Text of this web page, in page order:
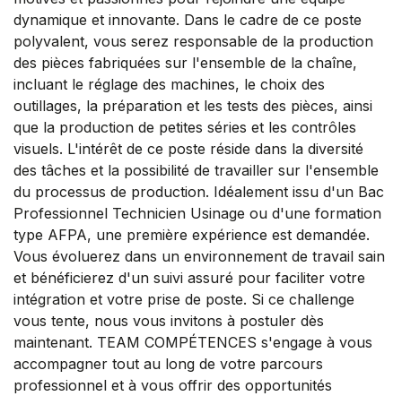
dynamique et innovante. Dans le cadre de ce poste
polyvalent, vous serez responsable de la production
des pièces fabriquées sur l'ensemble de la chaîne,
incluant le réglage des machines, le choix des
outillages, la préparation et les tests des pièces, ainsi
que la production de petites séries et les contrôles
visuels. L'intérêt de ce poste réside dans la diversité
des tâches et la possibilité de travailler sur l'ensemble
du processus de production. Idéalement issu d'un Bac
Professionnel Technicien Usinage ou d'une formation
type AFPA, une première expérience est demandée.
Vous évoluerez dans un environnement de travail sain
et bénéficierez d'un suivi assuré pour faciliter votre
intégration et votre prise de poste. Si ce challenge
vous tente, nous vous invitons à postuler dès
maintenant. TEAM COMPÉTENCES s'engage à vous
accompagner tout au long de votre parcours
professionnel et à vous offrir des opportunités